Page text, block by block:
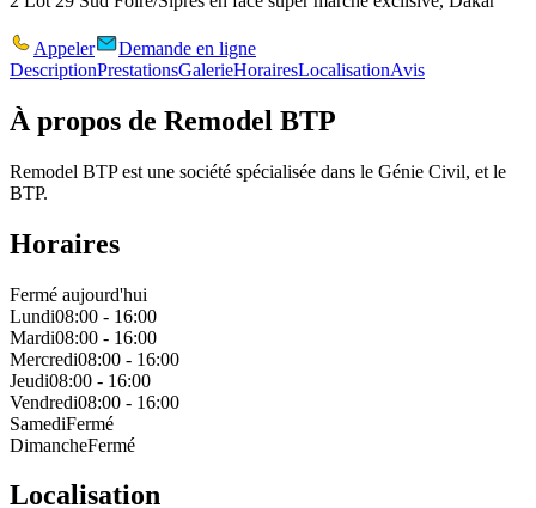
Appeler
Demande en ligne
DescriptionPrestationsGalerieHorairesLocalisationAvis
À propos de Remodel BTP
Remodel BTP est une société spécialisée dans le Génie Civil, et le
BTP.
Horaires
Fermé aujourd'hui
Lundi08:00 - 16:00
Mardi08:00 - 16:00
Mercredi08:00 - 16:00
Jeudi08:00 - 16:00
Vendredi08:00 - 16:00
SamediFermé
DimancheFermé
Localisation